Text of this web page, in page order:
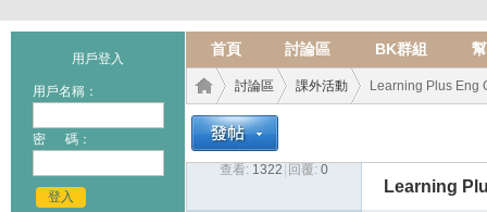
用戶登入
用戶名稱：
密 碼：
登入
首頁 討論區 BK群組
討論區
›
課外活動 Learning Plus Eng
查看: 1322 回覆: 0
Learning